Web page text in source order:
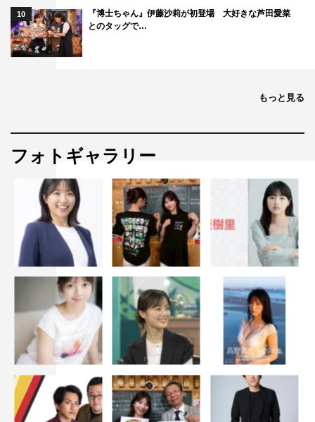
10
『博士ちゃん』伊藤沙莉が初登場 大好きな芦田愛菜
とのタッグで…
もっと見る
フォトギャラリー